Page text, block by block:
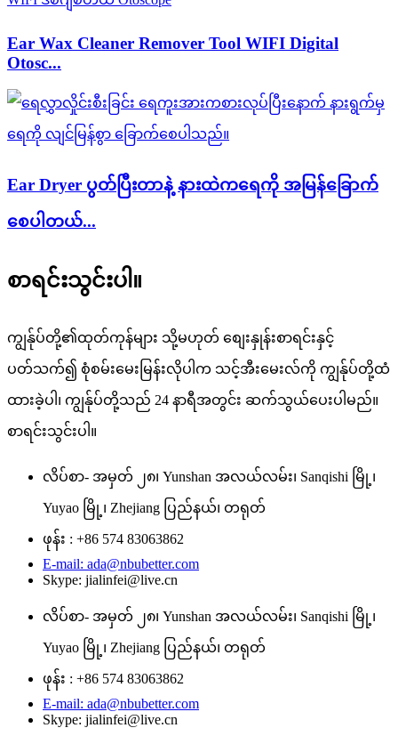
Ear Wax Cleaner Remover Tool WIFI Digital
Otosc...
Ear Dryer ပွတ်ပြီးတာနဲ့ နားထဲကရေကို အမြန်ခြောက်
စေပါတယ်...
စာရင်းသွင်းပါ။
ကျွန်ုပ်တို့၏ထုတ်ကုန်များ သို့မဟုတ် စျေးနှုန်းစာရင်းနှင့်
ပတ်သက်၍ စုံစမ်းမေးမြန်းလိုပါက သင့်အီးမေးလ်ကို ကျွန်ုပ်တို့ထံ
ထားခဲ့ပါ၊ ကျွန်ုပ်တို့သည် 24 နာရီအတွင်း ဆက်သွယ်ပေးပါမည်။
စာရင်းသွင်းပါ။
လိပ်စာ- အမှတ် ၂၈၊ Yunshan အလယ်လမ်း၊ Sanqishi မြို့၊
Yuyao မြို့၊ Zhejiang ပြည်နယ်၊ တရုတ်
ဖုန်း : +86 574 83063862
E-mail: ada@nbubetter.com
Skype: jialinfei@live.cn
လိပ်စာ- အမှတ် ၂၈၊ Yunshan အလယ်လမ်း၊ Sanqishi မြို့၊
Yuyao မြို့၊ Zhejiang ပြည်နယ်၊ တရုတ်
ဖုန်း : +86 574 83063862
E-mail: ada@nbubetter.com
Skype: jialinfei@live.cn